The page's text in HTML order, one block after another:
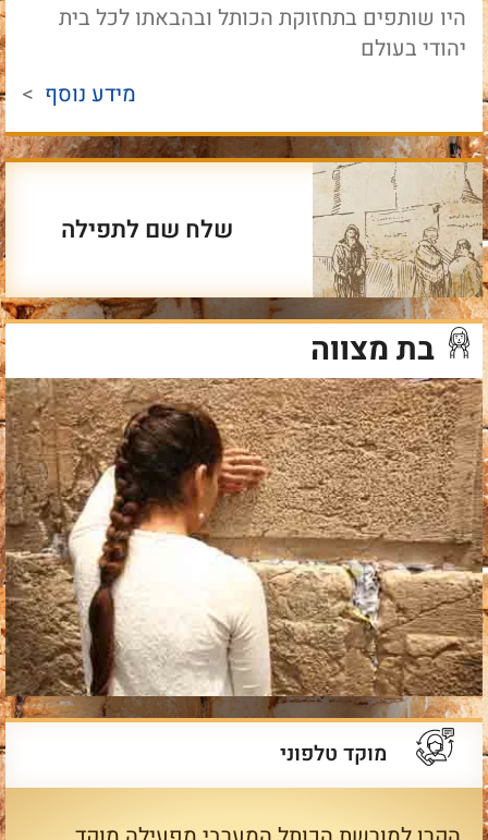
היו שותפים בתחזוקת הכותל ובהבאתו לכל בית
יהודי בעולם
מידע נוסף >
שלח שם לתפילה
בת מצווה
מוקד טלפוני